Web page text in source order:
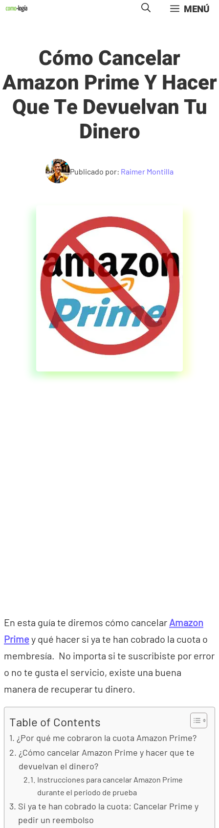
Saltar
MENÚ
Cómo Cancelar
Amazon Prime Y Hacer
Que Te Devuelvan Tu
Dinero
Publicado por: Raimer Montilla
En esta guía te diremos cómo cancelar Amazon
Primey qué hacer si ya te han cobrado la cuota o
membresía. No importa si te suscribiste por error
o no te gusta el servicio, existe una buena
manera de recuperar tu dinero.
Table of Contents
¿Por qué me cobraron la cuota Amazon Prime?
¿Cómo cancelar Amazon Prime y hacer que te
devuelvan el dinero?
Instrucciones para cancelar Amazon Prime
durante el periodo de prueba
Si ya te han cobrado la cuota: Cancelar Prime y
pedir un reembolso